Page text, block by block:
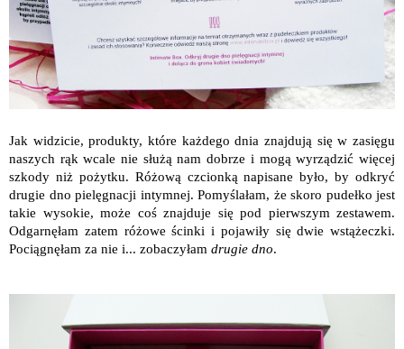
Jak widzicie, produkty, które każdego dnia znajdują się w zasięgu
naszych rąk wcale nie służą nam dobrze i mogą wyrządzić więcej
szkody niż pożytku. Różową czcionką napisane było, by odkryć
drugie dno pielęgnacji intymnej. Pomyślałam, że skoro pudełko jest
takie wysokie, może coś znajduje się pod pierwszym zestawem.
Odgarnęłam zatem różowe ścinki i pojawiły się dwie wstążeczki.
Pociągnęłam za nie i... zobaczyłam drugie dno.